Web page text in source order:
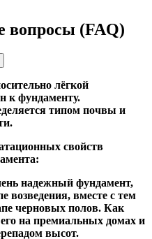
вопросы (FAQ)
лёгкой
к фундаменту.
типом почвы и
свойств
надежный фундамент,
возведения, вместе с тем
черновых полов. Как
на премиальных домах и
высот.